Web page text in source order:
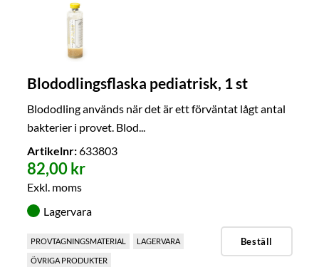
Blododlingsflaska pediatrisk, 1 st
Blododling används när det är ett förväntat lågt antal
bakterier i provet. Blod...
Artikelnr:633803
82,00 kr
Exkl. moms
Lagervara
PROVTAGNINGSMATERIAL LAGERVARA
ÖVRIGA PRODUKTER
Beställ